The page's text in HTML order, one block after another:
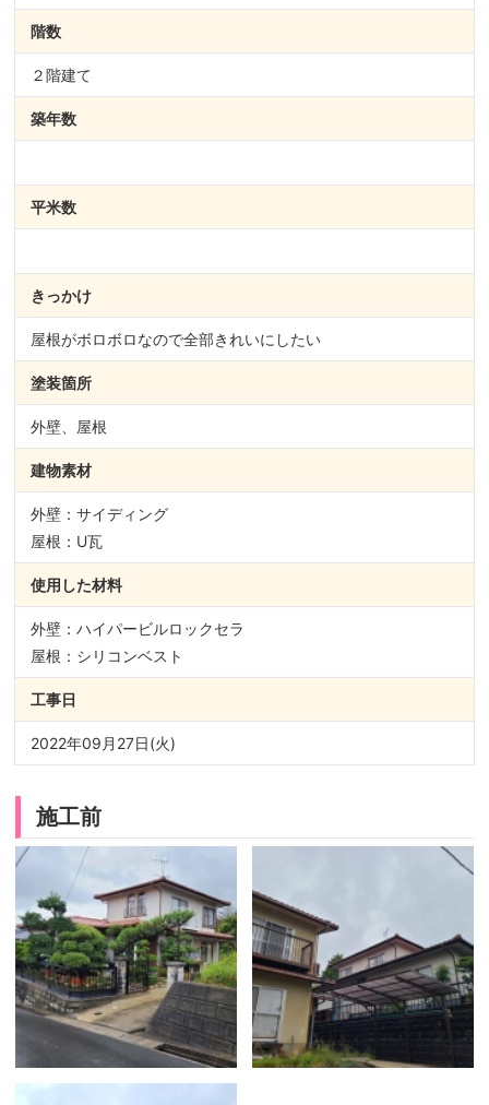
階数
２階建て
築年数
平米数
きっかけ
屋根がボロボロなので全部きれいにしたい
塗装箇所
外壁、屋根
建物素材
外壁：サイディング
屋根：U瓦
使用した材料
外壁：ハイパービルロックセラ
屋根：シリコンベスト
工事日
2022年09月27日(火)
施工前